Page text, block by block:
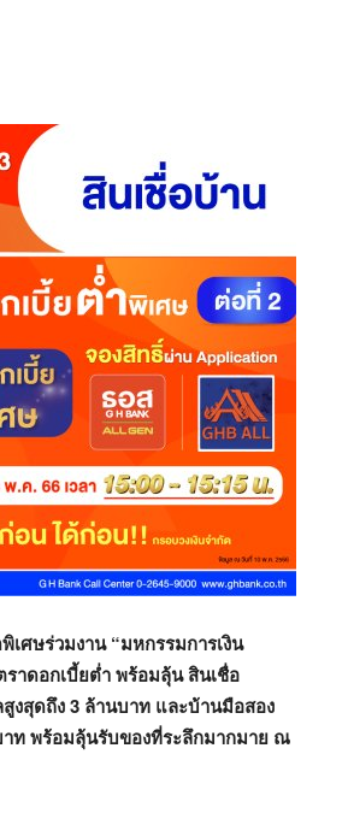
ศษร่วมงาน “มหกรรมการเงิน
าดอกเบี้ยต่ำ พร้อมลุ้น สินเชื่อ
งสุดถึง 3 ล้านบาท และบ้านมือสอง
าท พร้อมลุ้นรับของที่ระลึกมากมาย ณ